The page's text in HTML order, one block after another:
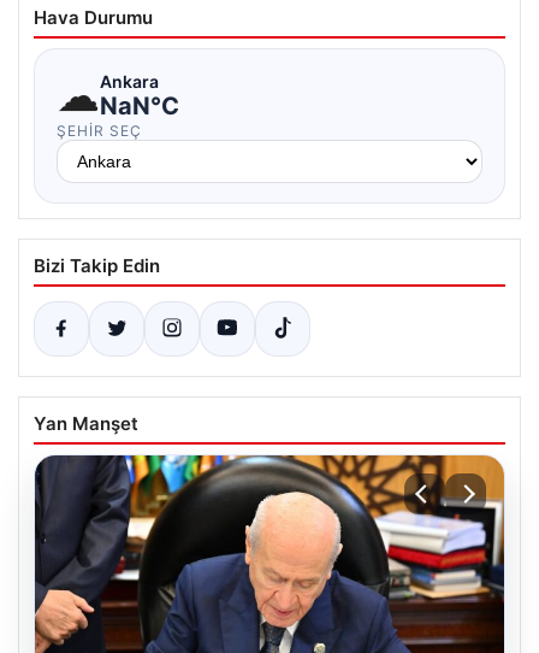
Hava Durumu
☁Ankara
NaN°C
ŞEHIR SEÇ
Bizi Takip Edin
Yan Manşet